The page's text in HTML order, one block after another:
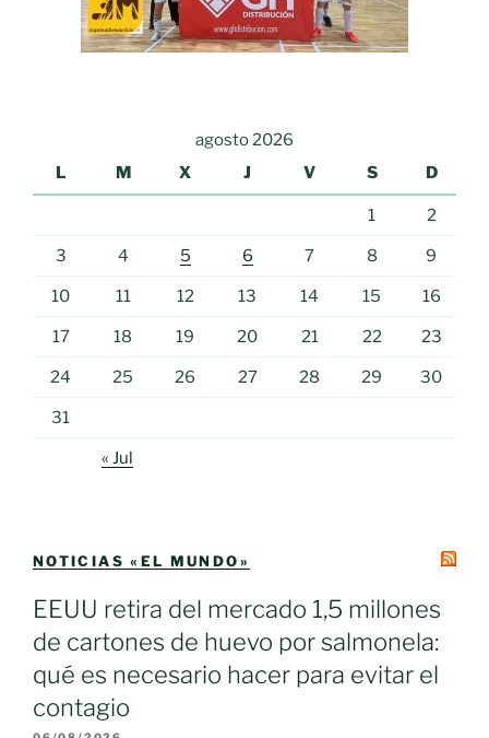
agosto 2026
L
M X J V S D
1 2
3 4 5 6 7 8 9
10 11 12 13 14 15 16
17 18 19 20 21 22 23
24 25 26 27 28 29 30
31
« Jul
NOTICIAS «EL MUNDO»
EEUU retira del mercado 1,5 millones
de cartones de huevo por salmonela:
qué es necesario hacer para evitar el
contagio